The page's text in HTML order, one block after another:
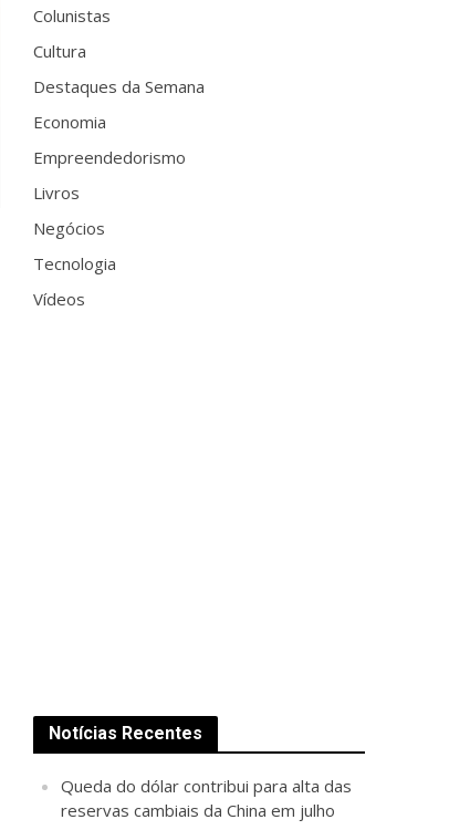
Colunistas
Cultura
Destaques da Semana
Economia
Empreendedorismo
Livros
Negócios
Tecnologia
Vídeos
Notícias Recentes
Queda do dólar contribui para alta das
reservas cambiais da China em julho